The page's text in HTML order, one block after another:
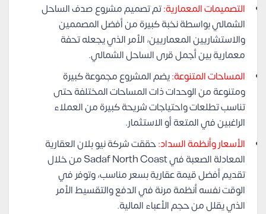
التصميمات المعمارية:تم تصميم مشروع صدف الساحل
الشمالي بواسطة نخبة كبيرة من أفضل المصممين
والاستشاريين المعماريين، الأمر الذي يجعله تحفة
معمارية بين أجمل قرى الساحل الشمالي.
المساحات المتنوعة:يضم المشروع مجموعة كبيرة
ومتنوعة من الوحدات ذات المساحات المختلفة حتى
تناسب تطلعات واحتياجات شريحة كبيرة من العملاء
الراغبين في المتعة أو الاستثمار.
الأسعار وأنظمة السداد:حققت شركة نيو بلان العقارية
المعادلة الصعبة في Sadaf North Coast من خلال
تقديم أفضل قيمة عقارية بسعر مناسب، وتوفر في
الوقت نفسه أنظمة مرنة في الدفع والتقسيط الأمر
الذي يقلل من حجم الأعباء المالية.